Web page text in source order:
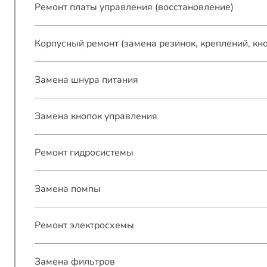
Ремонт платы управления (восстановление)
Корпусный ремонт (замена резинок, креплений,
Замена шнура питания
Замена кнопок управления
Ремонт гидросистемы
Замена помпы
Ремонт электросхемы
Замена фильтров